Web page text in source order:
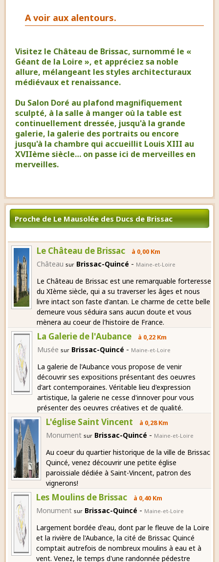
A voir aux alentours.
Visitez le Château de Brissac, surnommé le «
Géant de la Loire », et appréciez sa noble
allure, mélangeant les styles architecturaux
médiévaux et renaissance.
Du Salon Doré au plafond magnifiquement
sculpté, à la salle à manger où la table est
continuellement dressée, jusqu'à la grande
galerie, la galerie des portraits ou encore
jusqu'à la chambre qui accueillit Louis XIII au
XVIIème siècle… on passe ici de merveilles en
merveilles.
Proche de Le Mausolée des Ducs de Brissac
Le Château de Brissac à 0,00 Km
Château sur Brissac-Quincé - Maine-et-Loire
Le Château de Brissac est une remarquable forteresse
du XIème siècle, qui a su traverser les âges et nous
livre intact son faste d'antan. Le charme de cette belle
demeure vous séduira sans aucun doute et vous
mènera au coeur de l'histoire de France.
La Galerie de l'Aubance à 0,22 Km
Musée sur Brissac-Quincé - Maine-et-Loire
La galerie de l'Aubance vous propose de venir
découvrir ses expositions présentant des oeuvres
d'art contemporaines. Véritable lieu d'expression
artistique, la galerie ne cesse d'innover pour vous
présenter des oeuvres créatives et de qualité.
L'église Saint Vincent à 0,28 Km
Monument sur Brissac-Quincé - Maine-et-Loire
Au coeur du quartier historique de la ville de Brissac
Quincé, venez découvrir une petite église
paroissiale dédiée à Saint-Vincent, patron des
vignerons!
Les Moulins de Brissac à 0,40 Km
Monument sur Brissac-Quincé - Maine-et-Loire
Largement bordée d'eau, dont par le fleuve de la Loire
et la rivière de l'Aubance, la cité de Brissac Quincé
comptait autrefois de nombreux moulins à eau et à
vent. Venez, le temps d'une randonnée pédestre